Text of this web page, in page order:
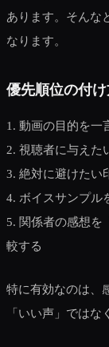
あります。そんな
なります。
優先順位の付
1. 動画の目的を一
2. 視聴者に与えた
3. 絶対に避けたい
4. ボイスサンプル
5. 関係者の感想を
較する
特に有効なのは、
「いい声」ではな